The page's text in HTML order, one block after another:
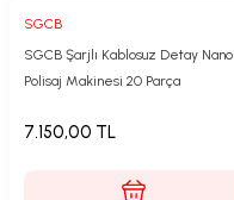
SGCB
SGCB Şarjlı Kablosuz Detay Nano
Polisaj Makinesi 20 Parça
7.150,00 TL